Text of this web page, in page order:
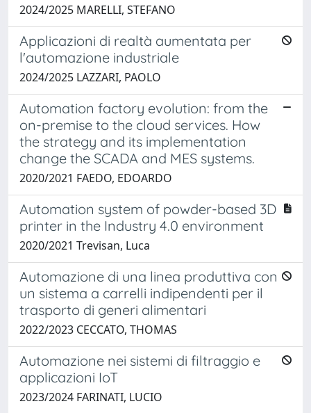
2024/2025 MARELLI, STEFANO
Applicazioni di realtà aumentata per
l'automazione industriale
2024/2025 LAZZARI, PAOLO
Automation factory evolution: from the
on-premise to the cloud services. How
the strategy and its implementation
change the SCADA and MES systems.
2020/2021 FAEDO, EDOARDO
Automation system of powder-based 3D
printer in the Industry 4.0 environment
2020/2021 Trevisan, Luca
Automazione di una linea produttiva con
un sistema a carrelli indipendenti per il
trasporto di generi alimentari
2022/2023 CECCATO, THOMAS
Automazione nei sistemi di filtraggio e
applicazioni IoT
2023/2024 FARINATI, LUCIO